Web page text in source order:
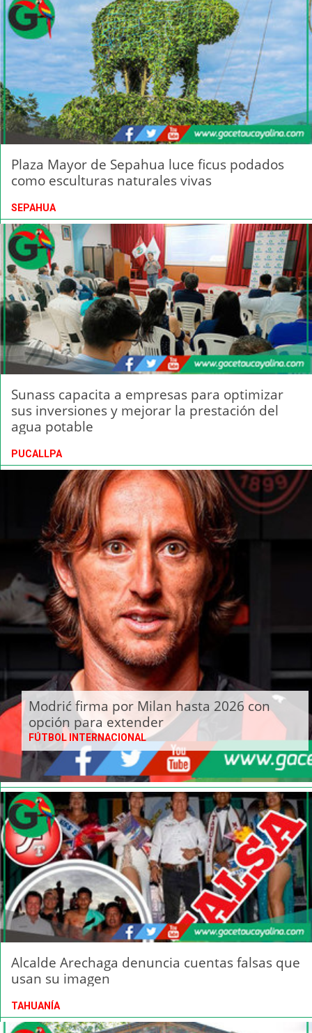
Plaza Mayor de Sepahua luce ficus podados
como esculturas naturales vivas
SEPAHUA
Sunass capacita a empresas para optimizar
sus inversiones y mejorar la prestación del
agua potable
PUCALLPA
Modrić firma por Milan hasta 2026 con
opción para extender
FÚTBOL INTERNACIONAL
Alcalde Arechaga denuncia cuentas falsas que
usan su imagen
TAHUANÍA